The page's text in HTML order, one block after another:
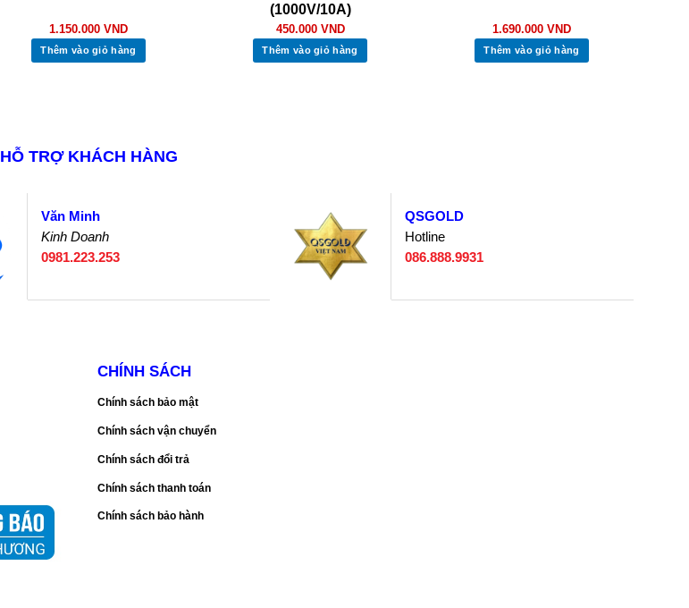
1.150.000 VND
Thêm vào giỏ hàng
(1000V/10A)
450.000 VND
Thêm vào giỏ hàng
1.690.000 VND
Thêm vào giỏ hàng
HỖ TRỢ KHÁCH HÀNG
Văn Minh
Kinh Doanh
0981.223.253
QSGOLD
Hotline
086.888.9931
CHÍNH SÁCH
Chính sách bảo mật
Chính sách vận chuyển
Chính sách đổi trả
Chính sách thanh toán
Chính sách bảo hành